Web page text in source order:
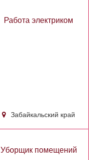
Работа электриком
Забайкальский край
Уборщик помещений